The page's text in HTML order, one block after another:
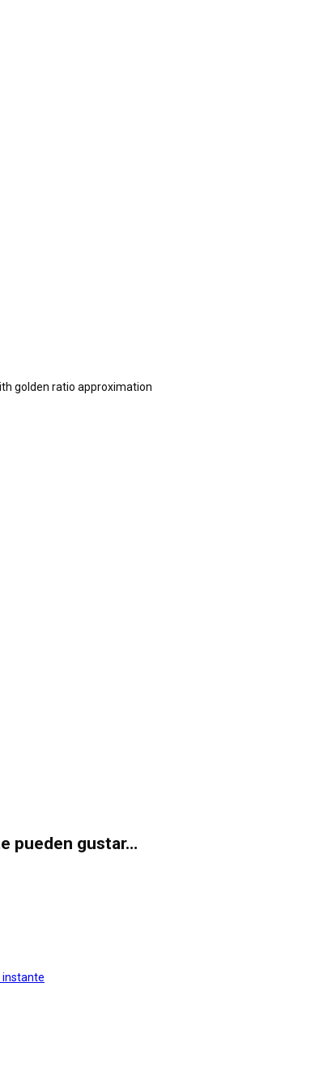
golden ratio approximation
pueden gustar…
instante